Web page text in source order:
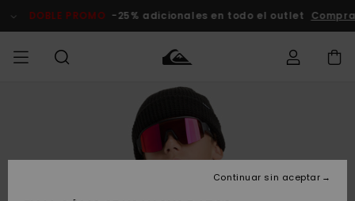
del
DOBLE PROMO -25% adicionales en todo el outlet
Ropa
Ropa
Shop
Surf Shop
Hombre
Tienda
Snow
Hombre
Outlet
Hombre
Accede a tu
pedido
Envio
Continuar sin aceptar